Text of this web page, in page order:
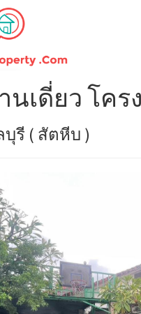
นเดี่ยว โคร
รี ( สัตหีบ )